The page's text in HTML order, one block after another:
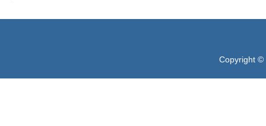
Copyright ©